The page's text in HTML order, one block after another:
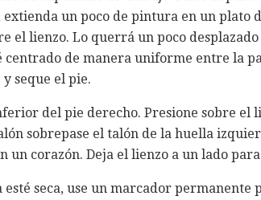
extienda un poco de pintura en un plato
el lienzo. Lo querrá un poco
centrado de manera uniforme entre la
seque el pie.
del pie derecho. Presione sobre el
sobrepase el talón de la huella
un corazón. Deja el lienzo a un lado para
seca, use un marcador